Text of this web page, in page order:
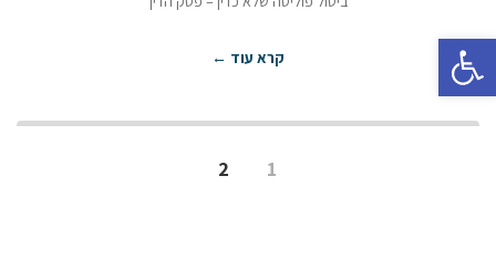
פתח סרגל נגישות קרא עוד ←
1
2